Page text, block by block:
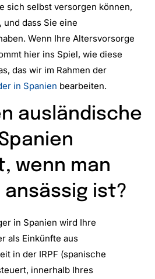
sich selbst versorgen können,
und dass Sie eine
Wenn Ihre Altersvorsorge
hier ins Spiel, wie diese
das wir im Rahmen der
in Spanien bearbeiten.
ausländische
wenn man
ist?
in Spanien wird Ihre
als Einkünfte aus
in der IRPF (spanische
innerhalb Ihres